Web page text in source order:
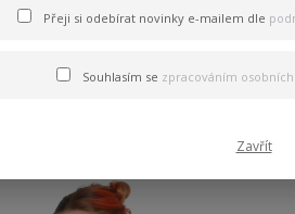
Long Tail
Přeji si odebírat novinky e-mailem dle
Souhlasím se zpracováním
Zavřít